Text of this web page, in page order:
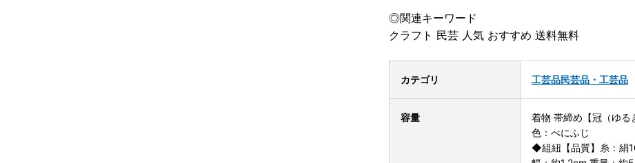
◎関連キーワード
クラフト 民芸 人気 おすすめ 送料無料
カテゴリ 工芸品民芸品・工芸品
容量
着物 帯締め【冠（ゆる
色：べにふじ
◆組紐【品質】糸：絹